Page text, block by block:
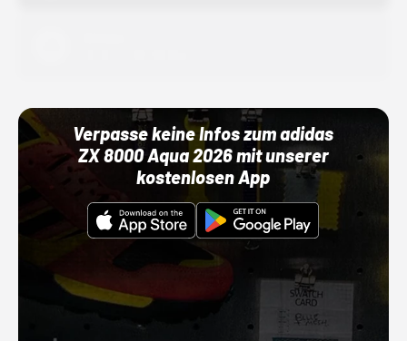
Verpasse keine Infos zum adidas
ZX 8000 Aqua 2026 mit unserer
kostenlosen App